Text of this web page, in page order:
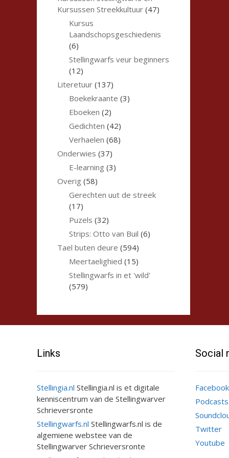
Kursussen Streekkultuur (47)
Kursus
Laandschopsgeschiedenis
(6)
Stellingwarfs veur beginners
(12)
Literetuur (137)
Boekekraante (3)
Eboeken (2)
Gedichten (42)
Verhaelen (68)
Onderwies (37)
E-learning (3)
Overig (58)
Gerechten uut de streek
(17)
Puzels (32)
Strips: Otto van Buil (6)
Tael buten deure (594)
Meertaelighied (15)
Stellingwarfs in et 'wild'
(579)
Links
Stellingia.nl Stellingia.nl is et digitale
kenniscentrum van de Stellingwarver
Schrieversronte
Stellingwarfs.nl Stellingwarfs.nl is de
algemiene webstee van de
Stellingwarver Schrieversronte
Social
Facebook
Podcasts
Twitter
Youtube